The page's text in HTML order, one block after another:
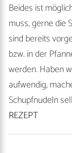
Beides ist
muss, gerne die
sind bereits
bzw. in der
werden. Haben
aufwendig,
Schupfnudeln
REZEPT